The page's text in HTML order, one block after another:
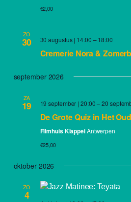
€2,00
ZO
30 30 augustus | 14:00 –18:00
Cremerie Nora &
september 2026
ZA
19 19 september | 20:00–20
De Grote Quiz in Het
Filmhuis KlappeiAntwerpen
€25,00
oktober 2026
ZO
4